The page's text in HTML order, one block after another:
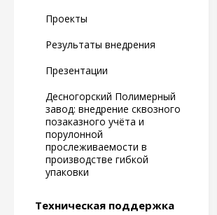
Проекты
Результаты внедрения
Презентации
Десногорский Полимерный
завод: внедрение сквозного
позаказного учёта и
порулонной
прослеживаемости в
производстве гибкой
упаковки
Техническая поддержка